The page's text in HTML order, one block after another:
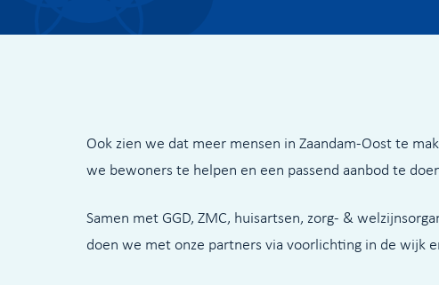
Ook zien we dat meer mensen in Zaandam-Oost te
we bewoners te helpen en een passend aanbod te
Samen met GGD, ZMC, huisartsen, zorg- &
doen we met onze partners via voorlichting in de wijk